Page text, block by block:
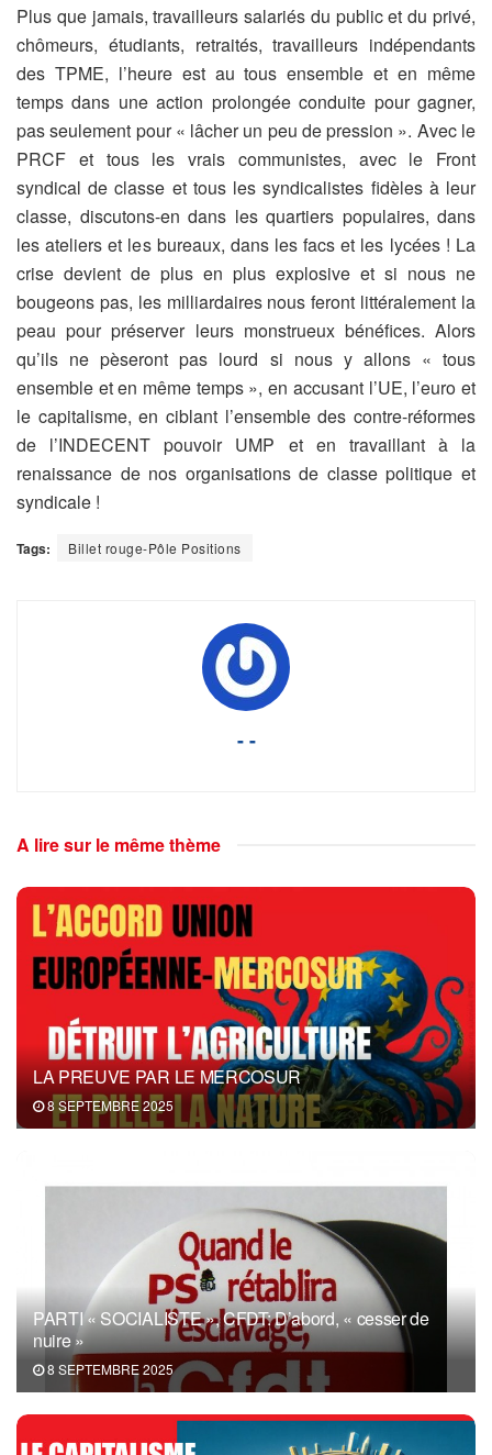
Plus que jamais, travailleurs salariés du public et du privé,
chômeurs, étudiants, retraités, travailleurs indépendants
des TPME, l’heure est au tous ensemble et en même
temps dans une action prolongée conduite pour gagner,
pas seulement pour « lâcher un peu de pression ». Avec le
PRCF et tous les vrais communistes, avec le Front
syndical de classe et tous les syndicalistes fidèles à leur
classe, discutons-en dans les quartiers populaires, dans
les ateliers et les bureaux, dans les facs et les lycées ! La
crise devient de plus en plus explosive et si nous ne
bougeons pas, les milliardaires nous feront littéralement la
peau pour préserver leurs monstrueux bénéfices. Alors
qu’ils ne pèseront pas lourd si nous y allons « tous
ensemble et en même temps », en accusant l’UE, l’euro et
le capitalisme, en ciblant l’ensemble des contre-réformes
de l’INDECENT pouvoir UMP et en travaillant à la
renaissance de nos organisations de classe politique et
syndicale !
Tags: Billet rouge-Pôle Positions
- -
A lire sur le même thème
LA PREUVE PAR LE MERCOSUR
8 SEPTEMBRE 2025
PARTI « SOCIALISTE », CFDT: D’abord, « cesser de
nuire »
8 SEPTEMBRE 2025